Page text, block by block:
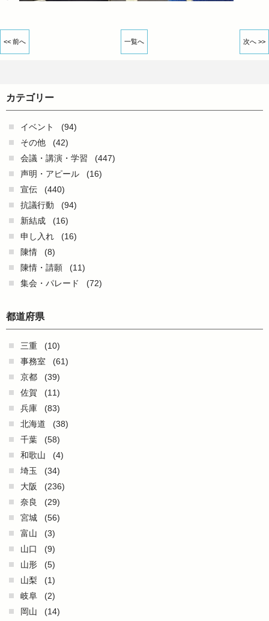
<< 前へ 一覧へ 次へ >>
カテゴリー
イベント
(94)
その他
(42)
会議・講演・学習
(447)
声明・アピール
(16)
宣伝
(440)
抗議行動
(94)
新結成
(16)
申し入れ
(16)
陳情
(8)
陳情・請願
(11)
集会・パレード
(72)
都道府県
三重
(10)
事務室
(61)
京都
(39)
佐賀
(11)
兵庫
(83)
北海道
(38)
千葉
(58)
和歌山
(4)
埼玉
(34)
大阪
(236)
奈良
(29)
宮城
(56)
富山
(3)
山口
(9)
山形
(5)
山梨
(1)
岐阜
(2)
岡山
(14)